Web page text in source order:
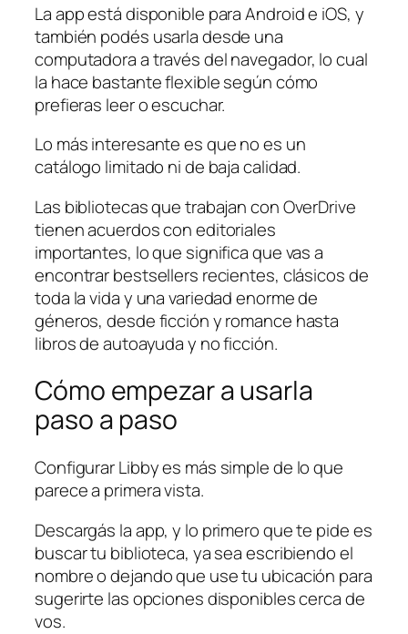
La app está disponible para Android e iOS, y
también podés usarla desde una
computadora a través del navegador, lo cual
la hace bastante flexible según cómo
prefieras leer o escuchar.
Lo más interesante es que no es un
catálogo limitado ni de baja calidad.
Las bibliotecas que trabajan con OverDrive
tienen acuerdos con editoriales
importantes, lo que significa que vas a
encontrar bestsellers recientes, clásicos de
toda la vida y una variedad enorme de
géneros, desde ficción y romance hasta
libros de autoayuda y no ficción.
Cómo empezar a usarla
paso a paso
Configurar Libby es más simple de lo que
parece a primera vista.
Descargás la app, y lo primero que te pide es
buscar tu biblioteca, ya sea escribiendo el
nombre o dejando que use tu ubicación para
sugerirte las opciones disponibles cerca de
vos.